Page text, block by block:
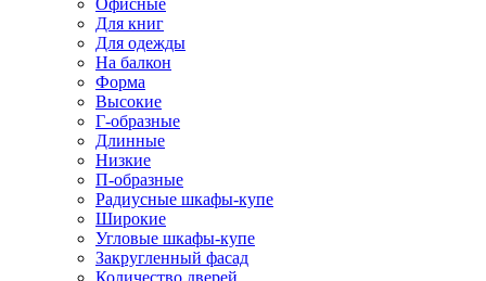
Офисные
Для книг
Для одежды
На балкон
Форма
Высокие
Г-образные
Длинные
Низкие
П-образные
Радиусные шкафы-купе
Широкие
Угловые шкафы-купе
Закругленный фасад
Количество дверей